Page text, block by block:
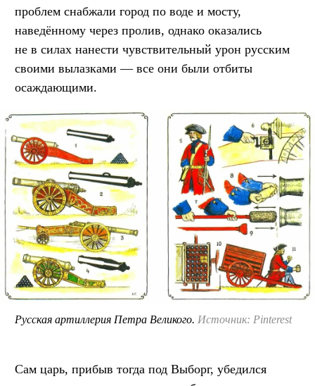
проблем снабжали город по воде и мосту,
наведённому через пролив, однако оказались
не в силах нанести чувствительный урон русским
своими вылазками — все они были отбиты
осаждающими.
Русская артиллерия Петра Великого. Источник: Pinterest
Сам царь, прибыв тогда под Выборг, убедился